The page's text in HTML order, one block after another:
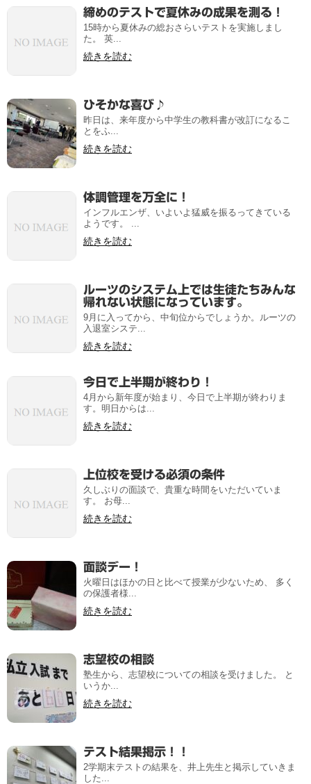
締めのテストで夏休みの成果を測る！
15時から夏休みの総おさらいテストを実施しまし
た。 英...
続きを読む
ひそかな喜び♪
昨日は、来年度から中学生の教科書が改訂になるこ
とをふ...
続きを読む
体調管理を万全に！
インフルエンザ、いよいよ猛威を振るってきている
ようです。 ...
続きを読む
ルーツのシステム上では生徒たちみんな
帰れない状態になっています。
9月に入ってから、中旬位からでしょうか。ルーツの
入退室システ...
続きを読む
今日で上半期が終わり！
4月から新年度が始まり、今日で上半期が終わりま
す。明日からは...
続きを読む
上位校を受ける必須の条件
久しぶりの面談で、貴重な時間をいただいていま
す。 お母...
続きを読む
面談デー！
火曜日はほかの日と比べて授業が少ないため、 多く
の保護者様...
続きを読む
志望校の相談
塾生から、志望校についての相談を受けました。 と
いうか...
続きを読む
テスト結果掲示！！
2学期末テストの結果を、井上先生と掲示していきま
した...